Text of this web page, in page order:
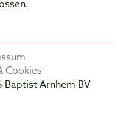
Cookies
Arnhem BV